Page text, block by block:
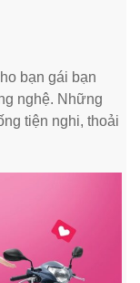
bạn gái bạn
nghệ. Những
tiện nghi, thoải